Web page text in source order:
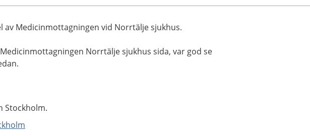
av Medicinmottagningen vid Norrtälje sjukhus.
Norrtälje sjukhus sida, var god se
Stockholm.